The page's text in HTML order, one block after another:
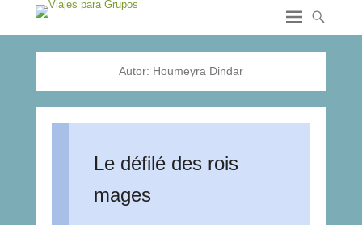
Autor: Houmeyra Dindar
Le défilé des rois
mages